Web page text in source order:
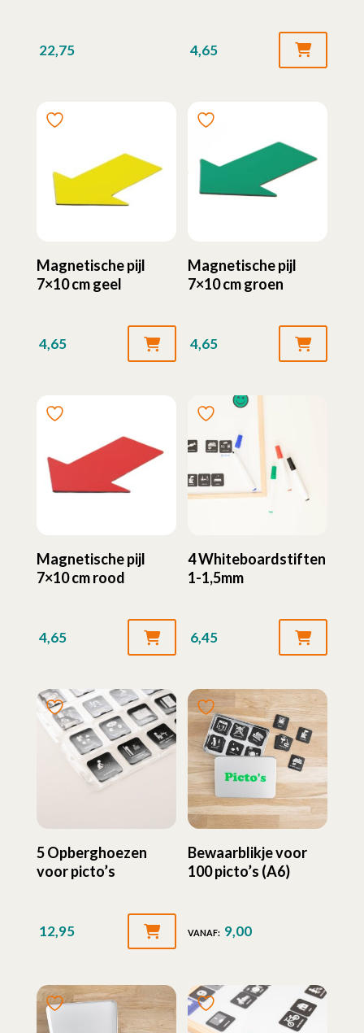
22,75 4,65
Magnetische pijl
7×10 cm geel
4,65
Magnetische pijl
7×10 cm groen
4,65
Magnetische pijl
7×10 cm rood
4,65
4 Whiteboardstiften
1-1,5mm
6,45
5 Opberghoezen
voor picto’s
12,95
Bewaarblikje voor
100 picto’s (A6)
VANAF: 9,00